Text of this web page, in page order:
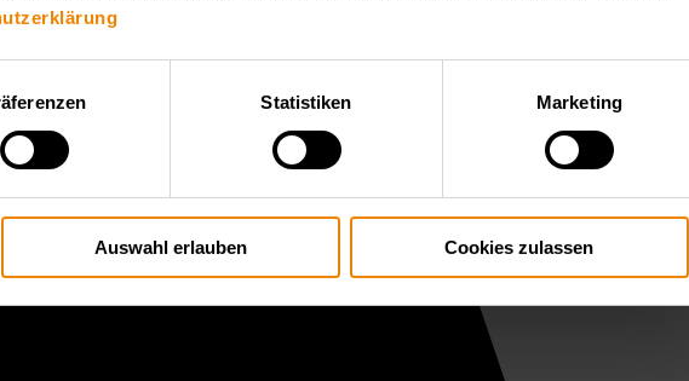
Statistiken Marketing
Auswahl erlauben Cookies zulassen